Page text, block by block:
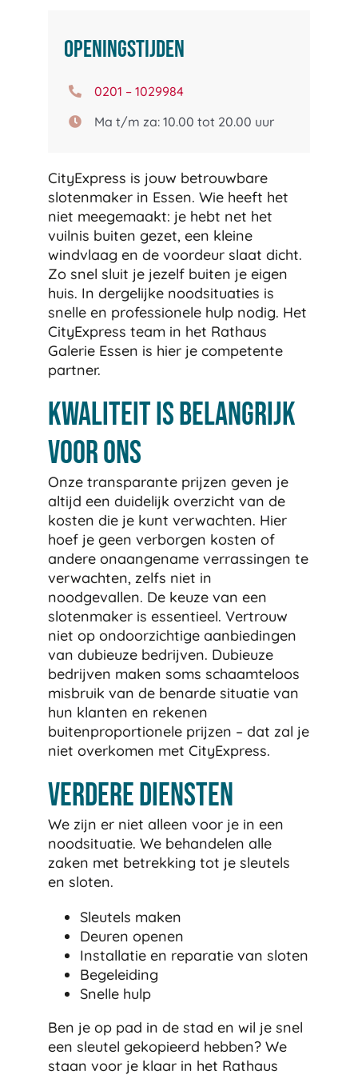
Openingstijden
0201 – 1029984
Ma t/m za: 10.00 tot 20.00 uur
CityExpress is jouw betrouwbare
slotenmaker in Essen. Wie heeft het
niet meegemaakt: je hebt net het
vuilnis buiten gezet, een kleine
windvlaag en de voordeur slaat dicht.
Zo snel sluit je jezelf buiten je eigen
huis. In dergelijke noodsituaties is
snelle en professionele hulp nodig. Het
CityExpress team in het Rathaus
Galerie Essen is hier je competente
partner.
Kwaliteit is belangrijk
voor ons
Onze transparante prijzen geven je
altijd een duidelijk overzicht van de
kosten die je kunt verwachten. Hier
hoef je geen verborgen kosten of
andere onaangename verrassingen te
verwachten, zelfs niet in
noodgevallen. De keuze van een
slotenmaker is essentieel. Vertrouw
niet op ondoorzichtige aanbiedingen
van dubieuze bedrijven. Dubieuze
bedrijven maken soms schaamteloos
misbruik van de benarde situatie van
hun klanten en rekenen
buitenproportionele prijzen – dat zal je
niet overkomen met CityExpress.
Verdere diensten
We zijn er niet alleen voor je in een
noodsituatie. We behandelen alle
zaken met betrekking tot je sleutels
en sloten.
Sleutels maken
Deuren openen
Installatie en reparatie van sloten
Begeleiding
Snelle hulp
Ben je op pad in de stad en wil je snel
een sleutel gekopieerd hebben? We
staan voor je klaar in het Rathaus